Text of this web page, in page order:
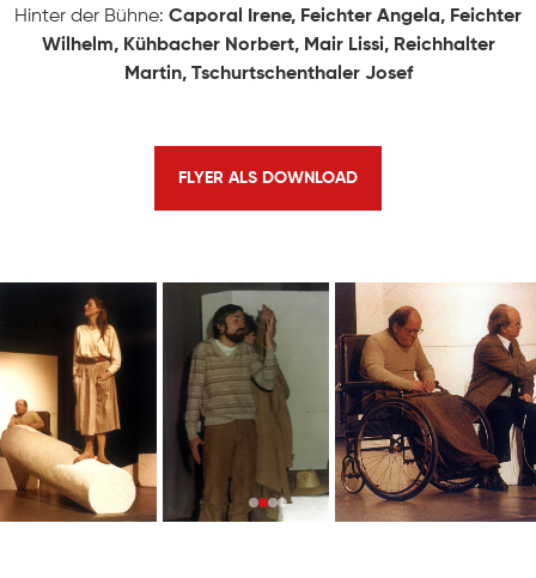
Ausschuss
Hinter der Bühne: Caporal Irene, Feichter Angela, Feichter
Wilhelm, Kühbacher Norbert, Mair Lissi, Reichhalter
Martin, Tschurtschenthaler Josef
FLYER ALS DOWNLOAD